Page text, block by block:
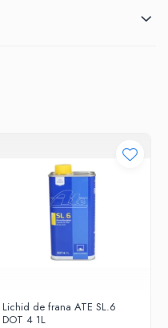
A1/B1-04, CCMC
Lichid de frana ATE SL.6
DOT 4 1L